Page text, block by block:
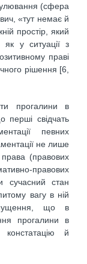
(сфера
«тут немає й
простір, який
у ситуації з
праві
рішення [6,
прогалини в
перші свідчать
певних
не лише
(правових
правових
сучасний стан
вагу в ній
що в
прогалини в
констатацію й